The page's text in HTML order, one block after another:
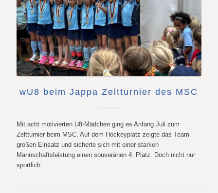
wU8 beim Jappa Zeltturnier des MSC
Mit acht motivierten U8-Mädchen ging es Anfang Juli zum
Zeltturnier beim MSC. Auf dem Hockeyplatz zeigte das Team
großen Einsatz und sicherte sich mit einer starken
Mannschaftsleistung einen souveränen 4. Platz. Doch nicht nur
sportlich…